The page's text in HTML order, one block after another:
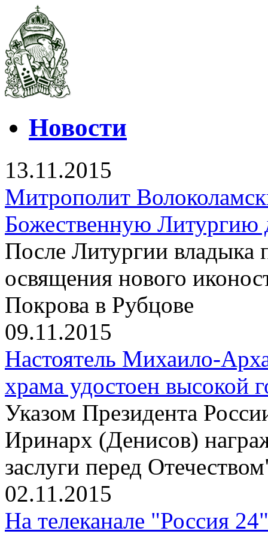
Новости
13.11.2015
Митрополит
Божественную Литургию
После Литургии владыка
освящения нового
Покрова в Рубцове
09.11.2015
Настоятель Михаило-
храма удостоен высокой
Указом Президента
Иринарх (Денисов)
заслуги перед
02.11.2015
На телеканале "Россия